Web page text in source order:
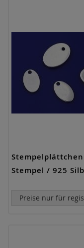
Stempel / 925
Preise nur für